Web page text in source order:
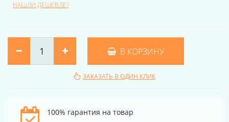
НАШЛИ ДЕШЕВЛЕ?
В КОРЗИНУ
ЗАКАЗАТЬ В ОДИН КЛИК
100% гарантия на товар